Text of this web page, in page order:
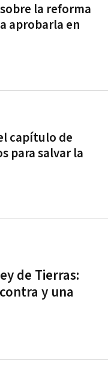
la reforma
aprobarla en
capítulo de
para salvar la
de Tierras:
y una